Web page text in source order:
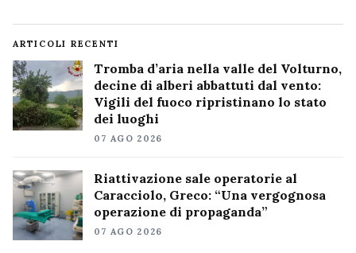
ARTICOLI RECENTI
Tromba d’aria nella valle del Volturno,
decine di alberi abbattuti dal vento:
Vigili del fuoco ripristinano lo stato
dei luoghi
07 AGO 2026
Riattivazione sale operatorie al
Caracciolo, Greco: “Una vergognosa
operazione di propaganda”
07 AGO 2026